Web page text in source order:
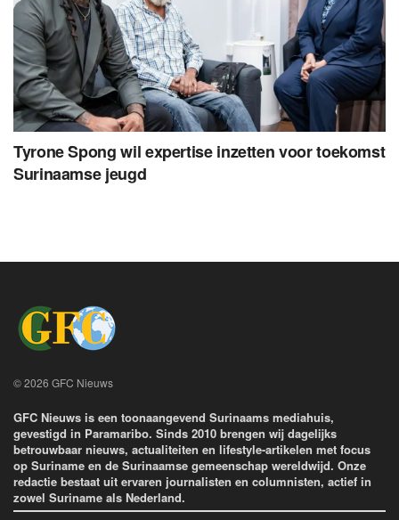
Tyrone Spong wil expertise inzetten voor toekomst
Surinaamse jeugd
© 2026 GFC Nieuws
GFC Nieuws is een toonaangevend Surinaams mediahuis,
gevestigd in Paramaribo. Sinds 2010 brengen wij dagelijks
betrouwbaar nieuws, actualiteiten en lifestyle-artikelen met focus
op Suriname en de Surinaamse gemeenschap wereldwijd. Onze
redactie bestaat uit ervaren journalisten en columnisten, actief in
zowel Suriname als Nederland.